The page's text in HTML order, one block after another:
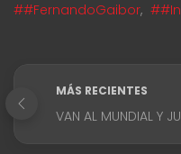
##FernandoGaibor,
MÁS RECIENTES
VAN AL MUNDIAL Y